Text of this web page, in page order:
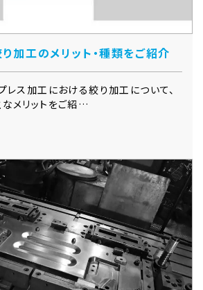
加工のメリット・種類をご紹介
レス加工における絞り加工について、
メリットをご紹…